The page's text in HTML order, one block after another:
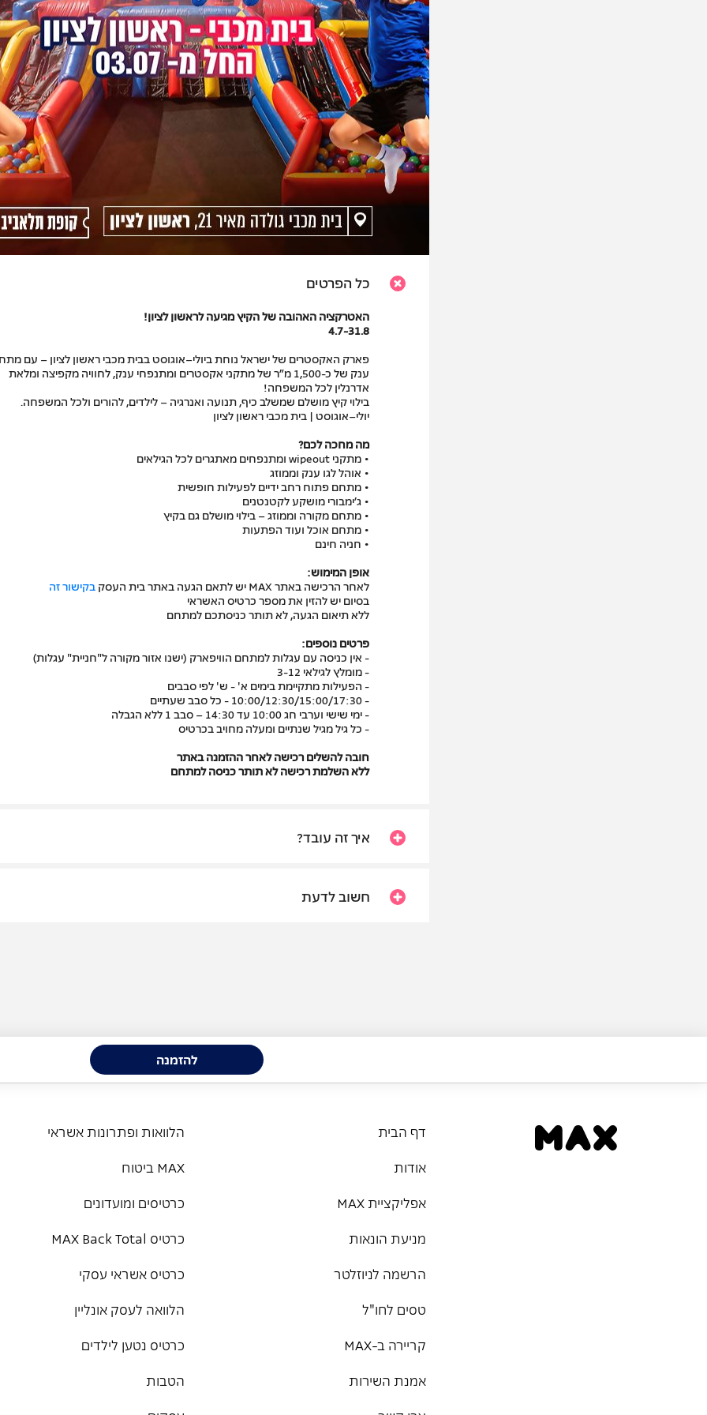
כל הפרטים
האטרקציה האהובה של הקיץ מגיעה לראשון לציון!
4.7-31.8
פארק האקסטרים של ישראל נוחת ביולי–אוגוסט בבית מכבי ראשון לציון – עם
ענק של כ-1,500 מ”ר של מתקני אקסטרים ומתנפחי ענק, לחוויה מקפיצה ומלאת
אדרנלין לכל המשפחה!
בילוי קיץ מושלם שמשלב כיף, תנועה ואנרגיה – לילדים, להורים ולכל המשפחה.
יולי–אוגוסט | בית מכבי ראשון לציון
מה מחכה לכם?
• מתקני wipeout ומתנפחים מאתגרים לכל הגילאים
• אוהל לגו ענק וממוזג
• מתחם פתוח רחב ידיים לפעילות חופשית
• ג’ימבורי מושקע לקטנטנים
• מתחם מקורה וממוזג – בילוי מושלם גם בקיץ
• מתחם אוכל ועוד הפתעות
• חניה חינם
אופן המימוש:
לאחר הרכישה באתר MAX יש לתאם הגעה באתר בית העסק
בקישור זה
בסיום יש להזין את מספר כרטיס האשראי
ללא תיאום הגעה, לא תותר כניסתכם למתחם
פרטים נוספים:
- אין כניסה עם עגלות למתחם הוויפארק (ישנו אזור מקורה ל"חניית" עגלות)
- מומלץ לגילאי 3-12
- הפעילות מתקיימת בימים א' - ש' לפי סבבים
- 10:00/12:30/15:00/17:30 - כל סבב שעתיים
- ימי שישי וערבי חג 10:00 עד 14:30 – סבב 1 ללא הגבלה
- כל גיל מגיל שנתיים ומעלה מחויב בכרטיס
חובה להשלים רכישה לאחר ההזמנה באתר
ללא השלמת רכישה לא תותר כניסה למתחם
איך זה עובד?
חשוב לדעת
להזמנה
דף הבית
אודות
אפליקציית MAX
מניעת הונאות
הרשמה לניוזלטר
טסים לחו"ל
קריירה ב-MAX
אמנת השירות
הלוואות ופתרונות אשראי
MAX ביטוח
כרטיסים ומועדונים
כרטיס MAX Back Total
כרטיס אשראי עסקי
הלוואה לעסק אונליין
כרטיס נטען לילדים
הטבות